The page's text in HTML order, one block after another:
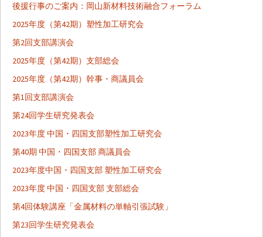
後援行事のご案内：岡山新材料技術融合フォーラム
2025年度（第42期）塑性加工研究会
第2回支部講演会
2025年度（第42期）支部総会
2025年度（第42期）幹事・商議員会
第1回支部講演会
第24回学生研究発表会
2023年度 中国・四国支部塑性加工研究会
第40期 中国・四国支部 商議員会
2023年度中国・四国支部 塑性加工研究会
2023年度 中国・四国支部 支部総会
第4回体験講座「金属材料の単軸引張試験」
第23回学生研究発表会